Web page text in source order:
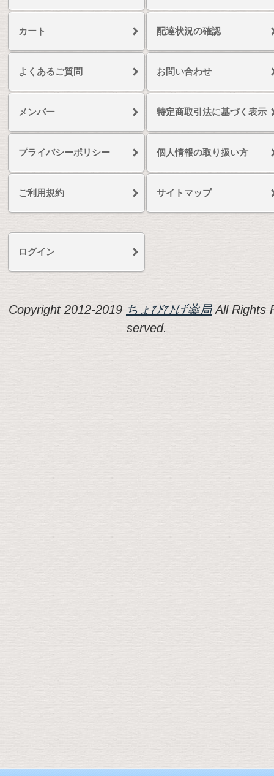
カート 配達状況の確認
よくあるご質問 お問い合わせ
メンバー 特定商取引法に基づく表示
プライバシーポリシー 個人情報の取り扱い方
ご利用規約 サイトマップ
ログイン
Copyright 2012-2019 ちょびひげ薬局All Rights
served.